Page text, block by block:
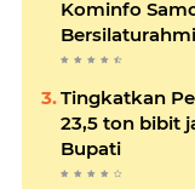
Kominfo
Bersilaturahmi
Tingkatkan
23,5 ton bibit
Bupati